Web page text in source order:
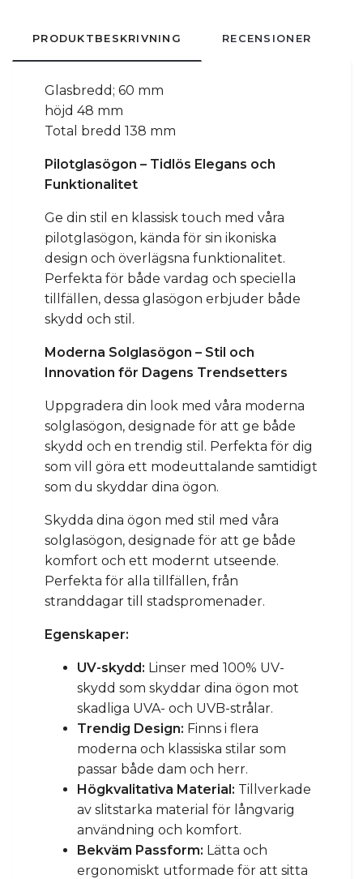
PRODUKTBESKRIVNING RECENSIONER
Glasbredd; 60 mm
höjd 48 mm
Total bredd 138 mm
Pilotglasögon – Tidlös Elegans och
Funktionalitet
Ge din stil en klassisk touch med våra
pilotglasögon, kända för sin ikoniska
design och överlägsna funktionalitet.
Perfekta för både vardag och speciella
tillfällen, dessa glasögon erbjuder både
skydd och stil.
Moderna Solglasögon – Stil och
Innovation för Dagens Trendsetters
Uppgradera din look med våra moderna
solglasögon, designade för att ge både
skydd och en trendig stil. Perfekta för dig
som vill göra ett modeuttalande samtidigt
som du skyddar dina ögon.
Skydda dina ögon med stil med våra
solglasögon, designade för att ge både
komfort och ett modernt utseende.
Perfekta för alla tillfällen, från
stranddagar till stadspromenader.
Egenskaper:
UV-skydd: Linser med 100% UV-
skydd som skyddar dina ögon mot
skadliga UVA- och UVB-strålar.
Trendig Design: Finns i flera
moderna och klassiska stilar som
passar både dam och herr.
Högkvalitativa Material: Tillverkade
av slitstarka material för långvarig
användning och komfort.
Bekväm Passform: Lätta och
ergonomiskt utformade för att sitta